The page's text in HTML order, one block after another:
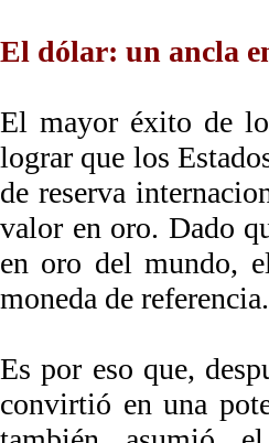
El dólar: un ancla
El mayor éxito de
lograr que los
de reserva
valor en oro. Dado
en oro del mundo,
moneda de referencia.
Es por eso que,
convirtió en una